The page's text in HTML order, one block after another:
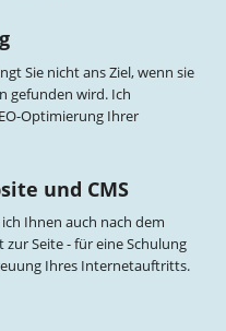
Sie nicht ans Ziel, wenn sie
gefunden wird. Ich
Optimierung Ihrer
und CMS
Ihnen auch nach dem
zur Seite - für eine Schulung
Ihres Internetauftritts.